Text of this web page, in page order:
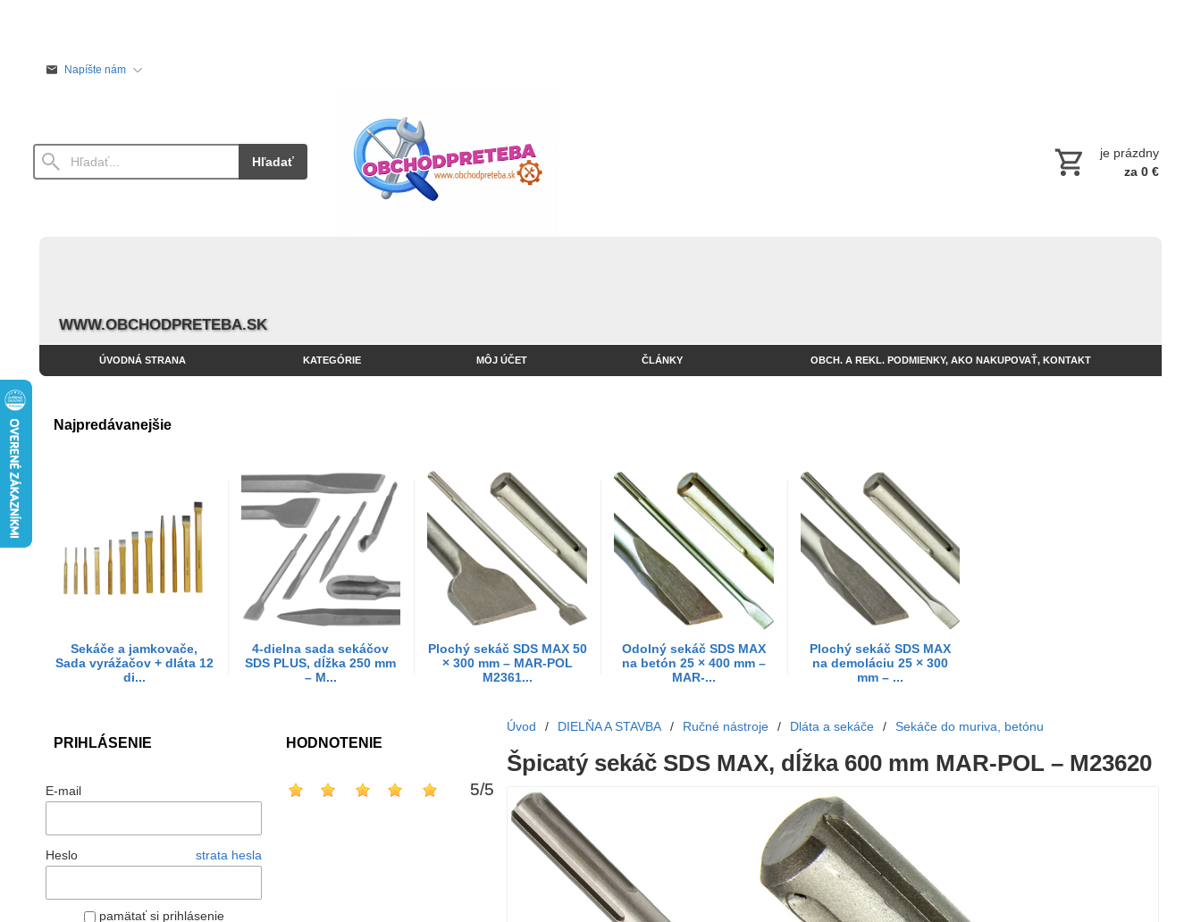
Napíšte nám
Hľadať
je prázdny
za 0 €
WWW.OBCHODPRETEBA.SK
ÚVODNÁ STRANA KATEGÓRIE MÔJ ÚČET ČLÁNKY OBCH. A REKL. PODMIENKY, AKO NAKUPOVAŤ, KONTAKT
Najpredávanejšie
Sekáče a jamkovače,
Sada vyrážačov + dláta 12
di...
4-dielna sada sekáčov
SDS PLUS, dĺžka 250 mm
– M...
Plochý sekáč SDS MAX 50
× 300 mm – MAR-POL
M2361...
Odolný sekáč SDS MAX
na betón 25 × 400 mm –
MAR-...
Plochý sekáč SDS MAX
na demoláciu 25 × 300
mm – ...
PRIHLÁSENIE
E-mail
Heslo strata hesla
pamätať si prihlásenie
HODNOTENIE
5/5
Úvod / DIELŇA A STAVBA / Ručné nástroje / Dláta a sekáče / Sekáče do muriva, betónu
Špicatý sekáč SDS MAX, dĺžka 600 mm MAR-POL – M23620